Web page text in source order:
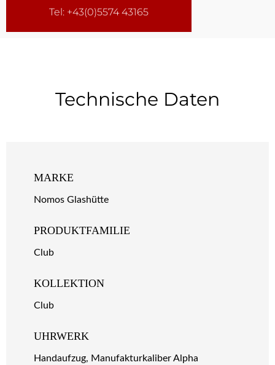
Tel: +43(0)5574 43165
Technische Daten
MARKE
Nomos Glashütte
PRODUKTFAMILIE
Club
KOLLEKTION
Club
UHRWERK
Handaufzug, Manufakturkaliber Alpha